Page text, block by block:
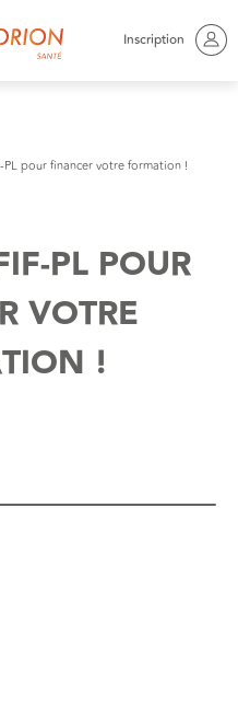
Inscription
PL pour financer votre formation !
PL POUR
VOTRE
!